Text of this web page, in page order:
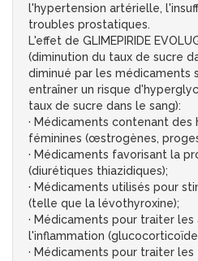
l'hypertension artérielle,
troubles prostatiques.
L'effet de GLIMEPIRIDE
(diminution du taux de sucre
diminué par les médicaments
entraîner un risque
taux de sucre dans le sang):
· Médicaments contenant des
féminines (œstrogènes,
· Médicaments favorisant la
(diurétiques thiazidiques);
· Médicaments utilisés pour
(telle que la lévothyroxine);
· Médicaments pour traiter
l'inflammation
· Médicaments pour traiter